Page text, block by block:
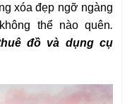
xóa đẹp ngỡ ngàng
không thể nào quên.
đồ và dụng cụ